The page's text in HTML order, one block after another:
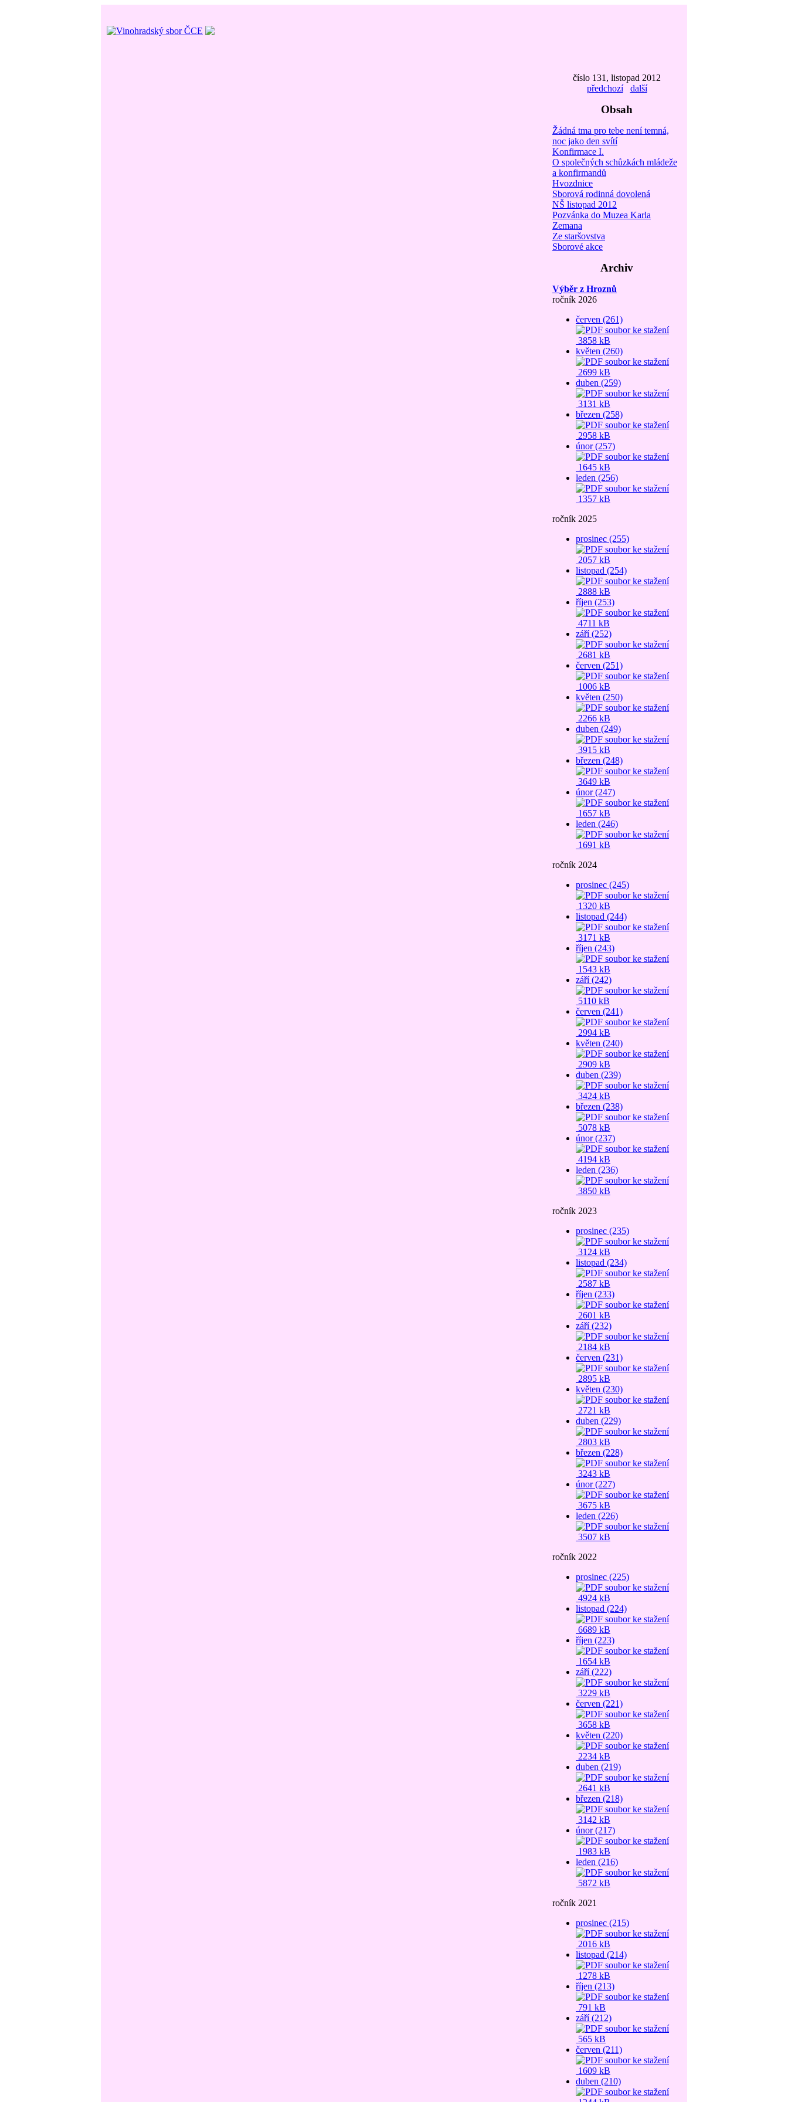
číslo 131, listopad 2012
předchozí
další
Obsah
Žádná tma pro tebe není temná,
noc jako den svítí
Konfirmace I.
O společných schůzkách mládeže
a konfirmandů
Hvozdnice
Sborová rodinná dovolená
NŠ listopad 2012
Pozvánka do Muzea Karla
Zemana
Ze staršovstva
Sborové akce
Archiv
Výběr z Hroznů
ročník 2026
červen (261)
3858 kB
květen (260)
2699 kB
duben (259)
3131 kB
březen (258)
2958 kB
únor (257)
1645 kB
leden (256)
1357 kB
ročník 2025
prosinec (255)
2057 kB
listopad (254)
2888 kB
říjen (253)
4711 kB
září (252)
2681 kB
červen (251)
1006 kB
květen (250)
2266 kB
duben (249)
3915 kB
březen (248)
3649 kB
únor (247)
1657 kB
leden (246)
1691 kB
ročník 2024
prosinec (245)
1320 kB
listopad (244)
3171 kB
říjen (243)
1543 kB
září (242)
5110 kB
červen (241)
2994 kB
květen (240)
2909 kB
duben (239)
3424 kB
březen (238)
5078 kB
únor (237)
4194 kB
leden (236)
3850 kB
ročník 2023
prosinec (235)
3124 kB
listopad (234)
2587 kB
říjen (233)
2601 kB
září (232)
2184 kB
červen (231)
2895 kB
květen (230)
2721 kB
duben (229)
2803 kB
březen (228)
3243 kB
únor (227)
3675 kB
leden (226)
3507 kB
ročník 2022
prosinec (225)
4924 kB
listopad (224)
6689 kB
říjen (223)
1654 kB
září (222)
3229 kB
červen (221)
3658 kB
květen (220)
2234 kB
duben (219)
2641 kB
březen (218)
3142 kB
únor (217)
1983 kB
leden (216)
5872 kB
ročník 2021
prosinec (215)
2016 kB
listopad (214)
1278 kB
říjen (213)
791 kB
září (212)
565 kB
červen (211)
1609 kB
duben (210)